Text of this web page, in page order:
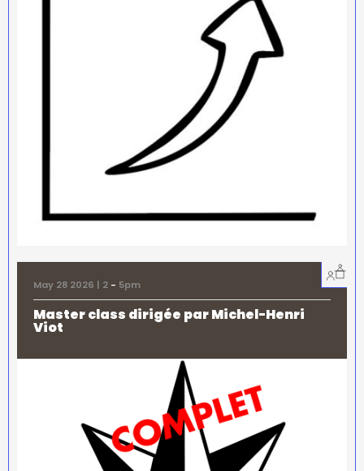
May 28 2026 | 2 - 5pm
Master class dirigée par Michel-Henri
Viot